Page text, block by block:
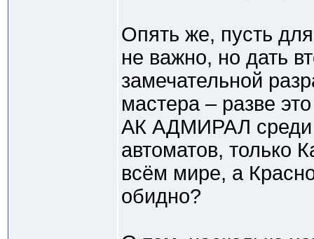
Опять же, пусть
не важно, но дать
замечательной
мастера – разве
АК АДМИРАЛ среди
автоматов, только
всём мире, а
обидно?